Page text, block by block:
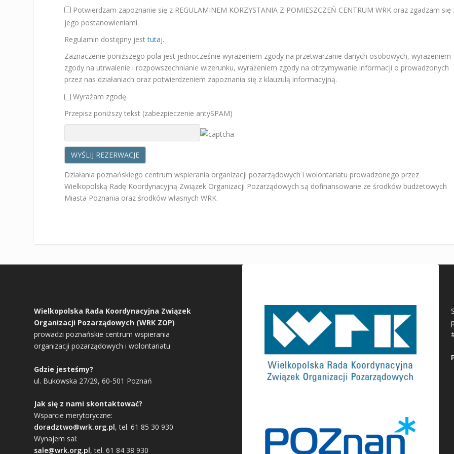
Potwierdzam zapoznanie się z REGULAMINEM KORZYSTANIA Z POMIESZCZEŃ CENTRUM WRK oraz zgadzam się
jego postanowieniami.
Regulamin dostępny jesttutaj.
Zaznaczenie poniższego pola jest jednocześnie wyrażeniem zgody na przetwarzanie danych osobowych, wyrażeniem
zgody na utrwalenie i rozpowszechnianie wizerunku, wyrażeniem zgody na otrzymywanie informacji o prowadzonych
przez nas działaniach oraz potwierdzeniem zapoznania się z klauzulą informacyjną.
Wyrażam zgodę
Przepisz poniższy tekst (zabezpieczenie antySPAM)
Działania poznańskiego centrum wspierania organizacji pozarządowych i wolontariatu prowadzonego przez
Wielkopolską Radę Koordynacyjną Związek Organizacji Pozarządowych są dofinansowane ze środków budżetowych
Miasta Poznania oraz środków własnych WRK.
Wielkopolska Rada Koordynacyjna Związek
Organizacji Pozarządowych (WRK ZOP)
prowadzi poznańskie centrum wspierania
organizacji pozarządowych i wolontariatu
Gdzie jesteśmy?
ul. Bukowska 27/29, 60-501 Poznań
Jak się z nami skontaktować?
Wsparcie merytoryczne:
doradztwo@wrk.org.pl, tel. 61 85 30 930
Wynajem sal:
sale@wrk.org.pl, tel. 61 84 38 930